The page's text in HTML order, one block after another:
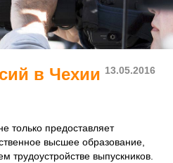
13.05.2016
в Чехии
только предоставляет
высшее образование,
трудоустройстве выпускников.